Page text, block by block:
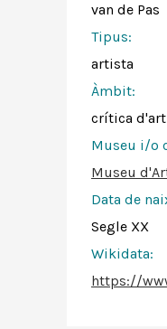
van de Pas
Tipus:
artista
Àmbit:
crítica d'art
Museu i/o
Museu
Data de
Segle XX
Wikidata:
https://